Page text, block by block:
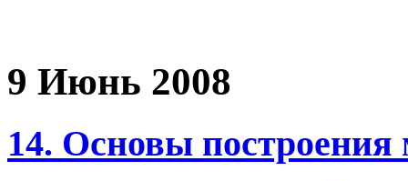
9 Июнь 2008
14. Основы